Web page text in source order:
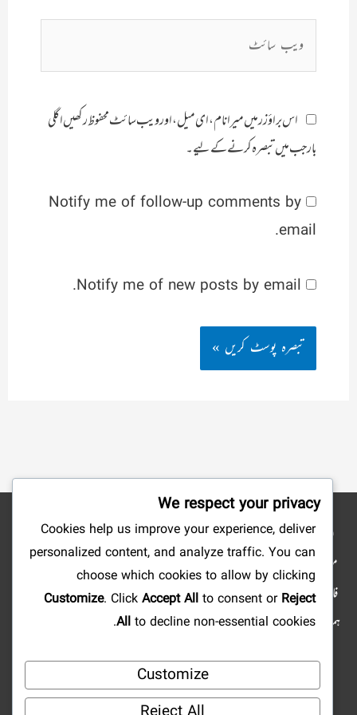
اس براؤزر میں میرا نام، ای میل، اور ویب سائٹ محفوظ رکھیں اگلی
بار جب میں تبصرہ کرنے کےلیے۔
Notify me of follow-up comments by
email.
Notify me of new posts by email.
نوٹ: شائع کردہ مضامین وکتب کے جملہ حقوق بحق ناشرین ومصنفین محفوظ ہیں۔ ہمارا
مقصد صرف علم وتحقیق وتلاش وجستجو میں سہولت پیدا کرنا ہے، لہذا: ویب سائٹ کا مالی
فائدہ کے لئے استعمال کرنا منوع ہے، آپ علمی مضامین ومستند دینی کتابیں ارسال فرما کر
ہمارا تعاون کرسکتے ہیں اور رب کریم کے یہاں اجر عظیم پا سکتے ہیں۔ اور اگر آپ کو کہیں بھی
ایڈریس: Qalam@eSabaq.com |
Mislami.com@gmail.com
We respect your privacy
Cookies help us improve your experience, deliver
personalized content, and analyze traffic. You can
choose which cookies to allow by clicking
Customize. ClickAccept Allto consent orReject
Allto decline non-essential cookies.
Customize